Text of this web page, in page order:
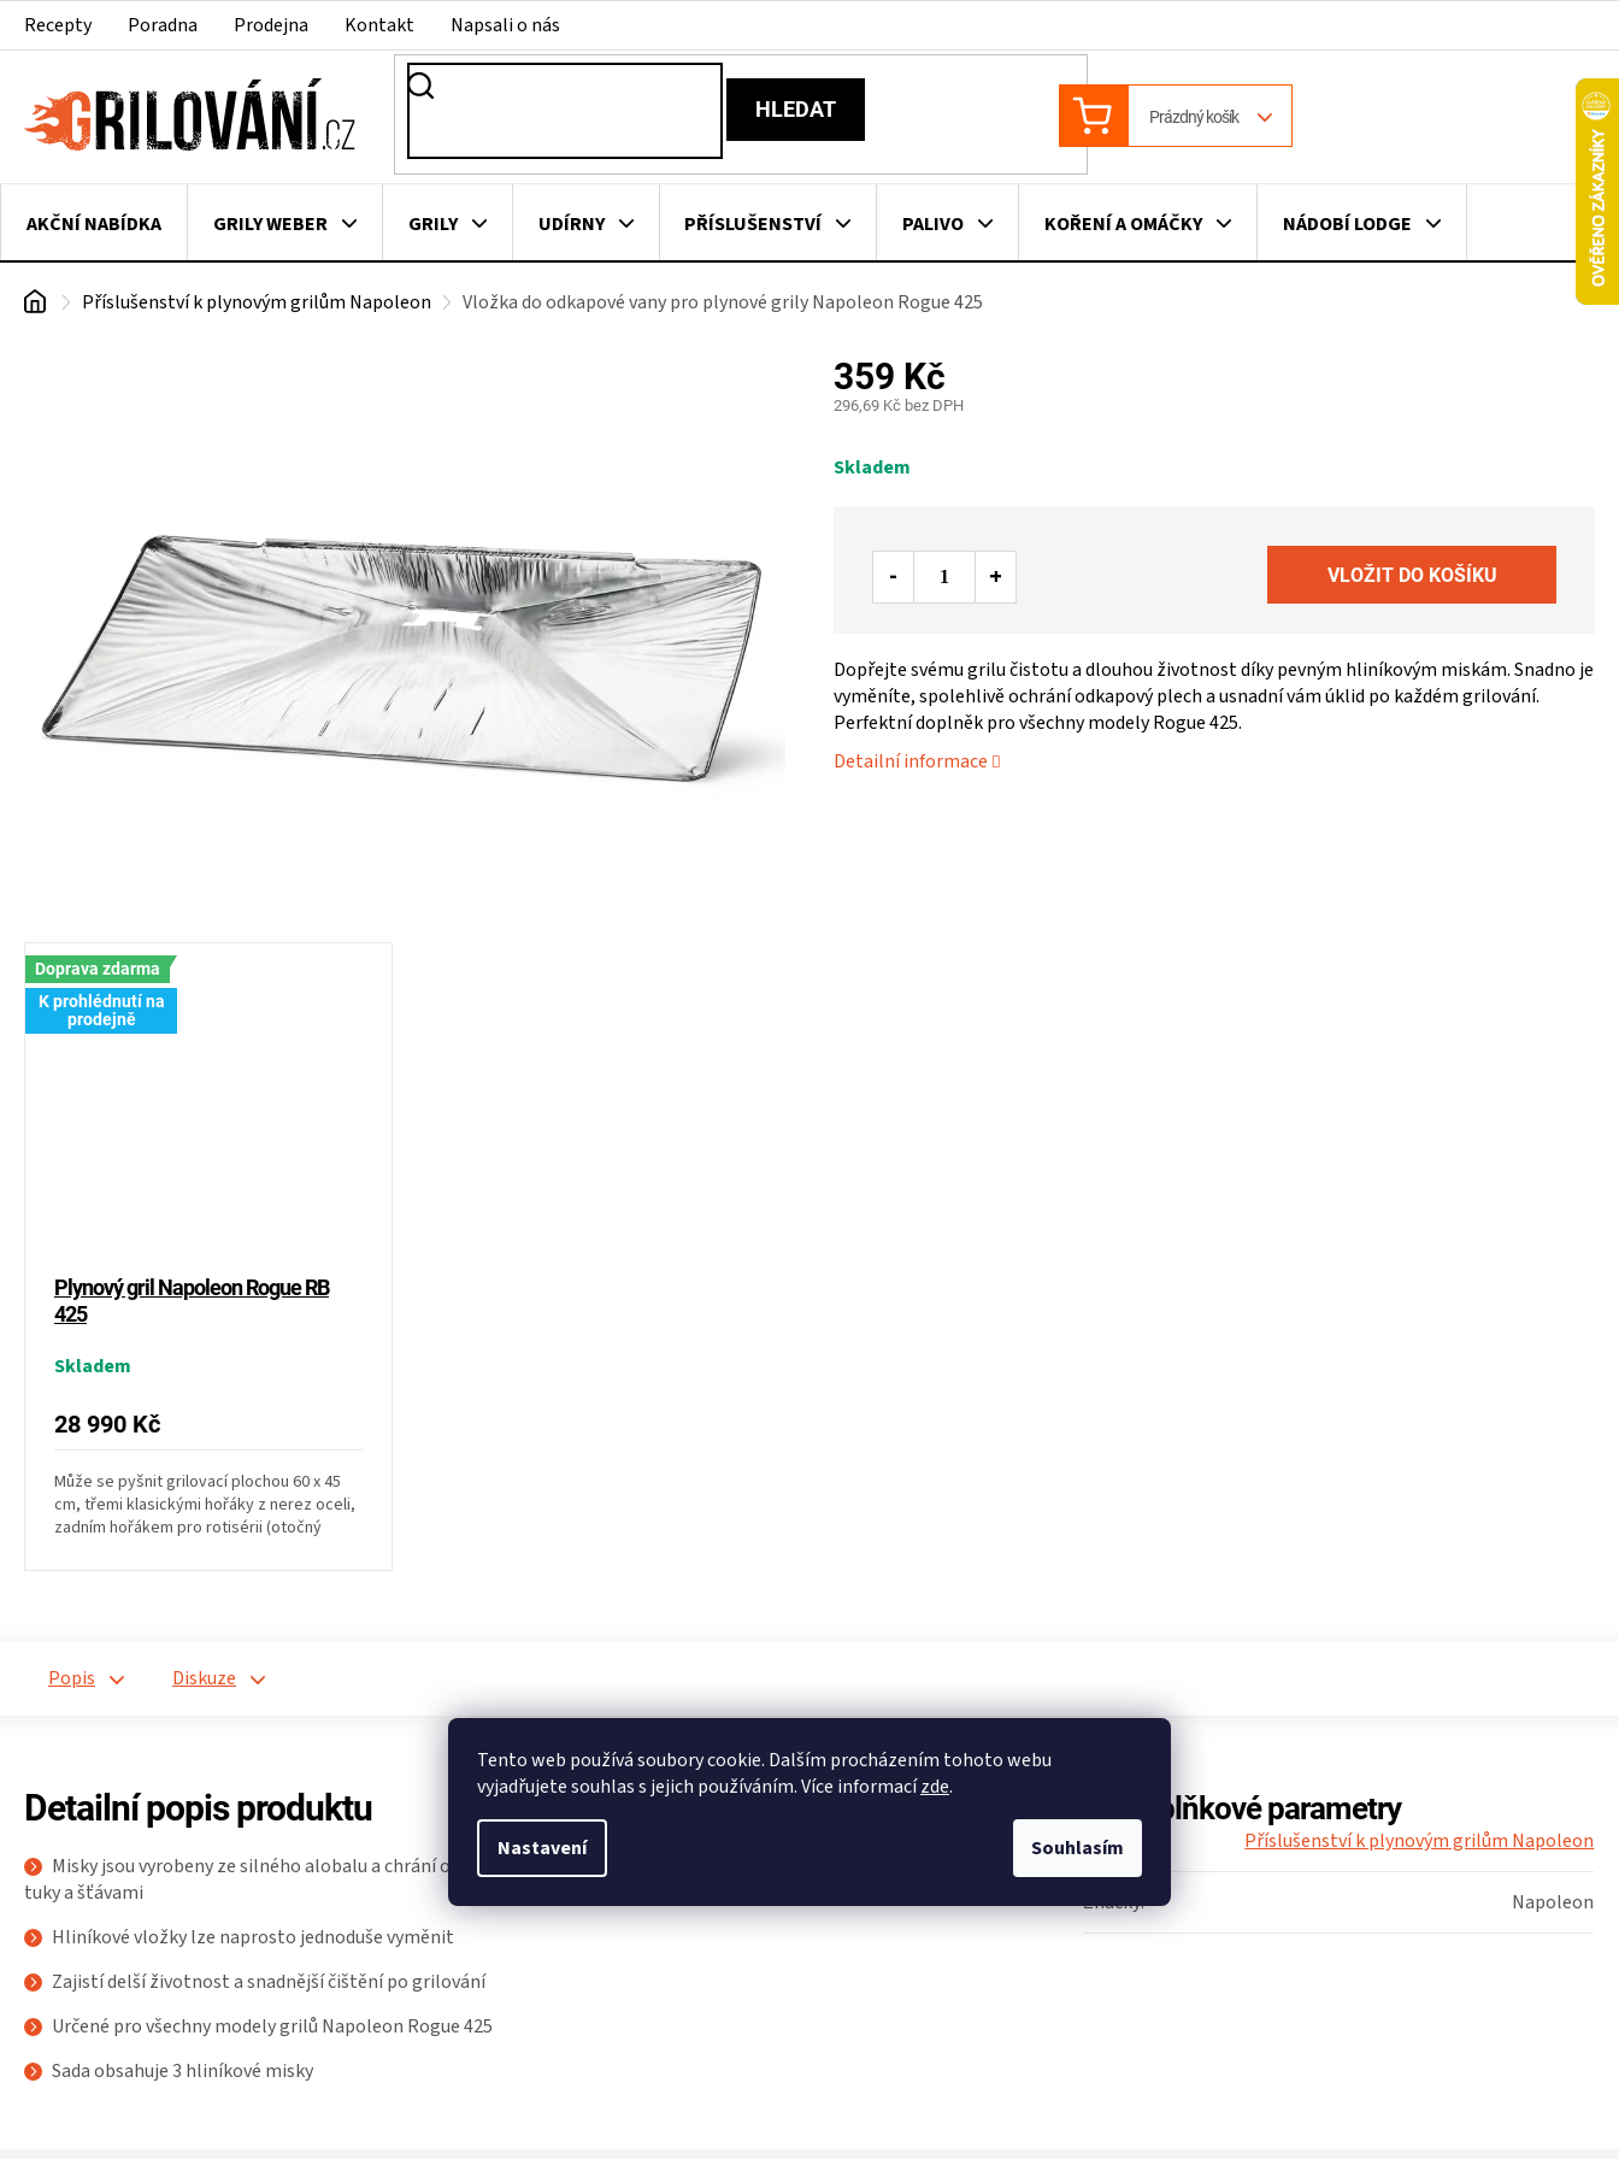
Tento web používá soubory cookie. Dalším procházením tohoto webu
vyjadřujete souhlas s jejich používáním. Více informacízde.
Nastavení Souhlasím
PřejítRecepty Poradna Prodejna Kontakt Napsali o nás
HLEDAT NÁKUPNÍ
KOŠÍK
Prázdný košík
AKČNÍ NABÍDKA GRILY WEBER GRILY UDÍRNY PŘÍSLUŠENSTVÍ PALIVO KOŘENÍ A OMÁČKY NÁDOBÍ LODGE
VAKUOVAČKY LEDNICE NA ZRÁNÍ MASA VENKOVNÍ KUCHYNĚ KNIHY O GRILOVÁNÍ HAVAJSKÉ KOŠILE
DomůPříslušenství k plynovým grilům Napoleon Vložka do odkapové vany pro plynové grily Napoleon Rogue 425
359 Kč
296,69 Kč bez DPH
cena:
Skladem
Dopřejte svému grilu čistotu a dlouhou životnost díky pevným hliníkovým miskám. Snadno je
vyměníte, spolehlivě ochrání odkapový plech a usnadní vám úklid po každém grilování.
Perfektní doplněk pro všechny modely Rogue 425.
Detailní informace
Doprava zdarma
K prohlédnutí na
prodejně
Plynový gril Napoleon Rogue RB
425
Skladem
28 990 Kč
Může se pyšnit grilovací plochou 60 x 45
cm, třemi klasickými hořáky z nerez oceli,
zadním hořákem pro rotisérii (otočný
Popis Diskuze
Detailní popis produktu
Misky jsou vyrobeny ze silného alobalu a chrání odkapový plech umístěný pod grilovací vanou před vypečenými
tuky a šťávami
Hliníkové vložky lze naprosto jednoduše vyměnit
Zajistí delší životnost a snadnější čištění po grilování
Určené pro všechny modely grilů Napoleon Rogue 425
Sada obsahuje 3 hliníkové misky
Doplňkové parametry
Kategorie Příslušenství k plynovým grilům Napoleon
Značky: Napoleon